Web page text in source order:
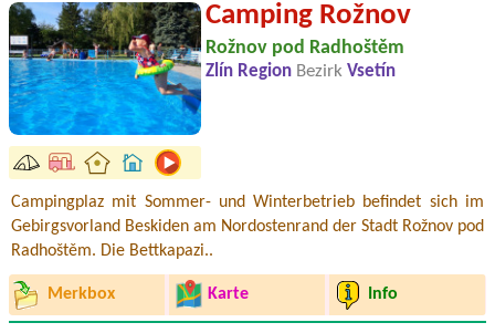
Camping Rožnov
Rožnov pod Radhoštěm
Zlín Region Bezirk Vsetín
Campingplaz mit Sommer- und Winterbetrieb befindet sich im
Gebirgsvorland Beskiden am Nordostenrand der Stadt Rožnov pod
Radhoštěm. Die Bettkapazi..
Merkbox Karte Info